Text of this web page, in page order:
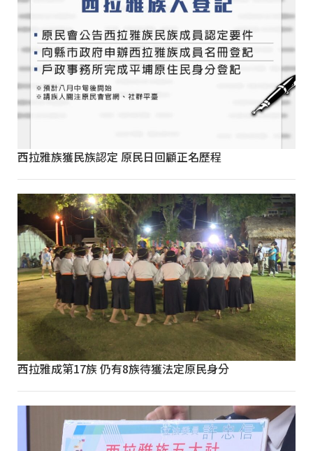
西拉雅族獲民族認定 原民日回顧正名歷程
西拉雅成第17族 仍有8族待獲法定原民身分